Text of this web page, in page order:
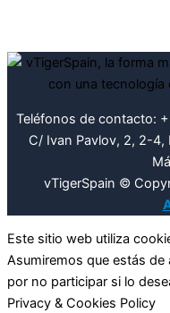
Teléfonos de contacto:
C/ Ivan Pavlov, 2, 2-4,
vTigerSpain ©
Este sitio web utiliza
Asumiremos que estás
por no participar si lo
Privacy & Cookies Policy